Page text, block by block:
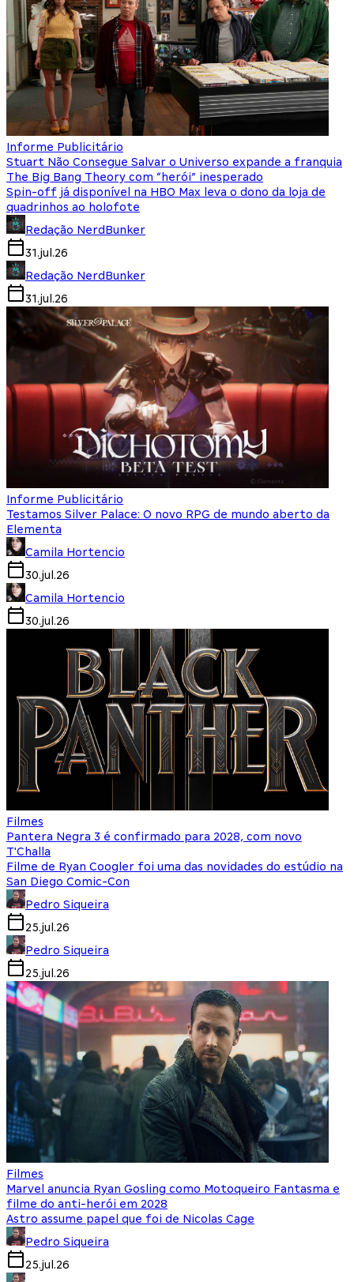
Informe Publicitário
Stuart Não Consegue Salvar o Universo expande a franquia
The Big Bang Theory com “herói” inesperado
Spin-off já disponível na HBO Max leva o dono da loja de
quadrinhos ao holofote
Redação NerdBunker
31.jul.26
Redação NerdBunker
31.jul.26
Informe Publicitário
Testamos Silver Palace: O novo RPG de mundo aberto da
Elementa
Camila Hortencio
30.jul.26
Camila Hortencio
30.jul.26
Filmes
Pantera Negra 3 é confirmado para 2028, com novo
T'Challa
Filme de Ryan Coogler foi uma das novidades do estúdio na
San Diego Comic-Con
Pedro Siqueira
25.jul.26
Pedro Siqueira
25.jul.26
Filmes
Marvel anuncia Ryan Gosling como Motoqueiro Fantasma e
filme do anti-herói em 2028
Astro assume papel que foi de Nicolas Cage
Pedro Siqueira
25.jul.26